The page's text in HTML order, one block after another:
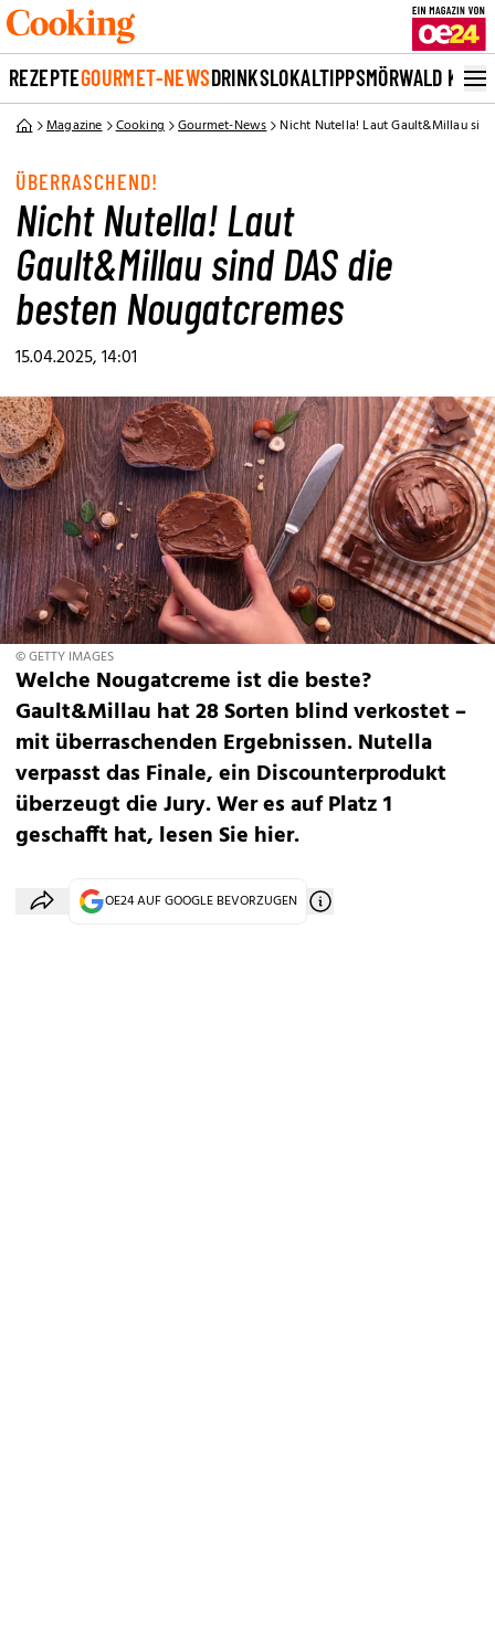
REZEPTEGOURMET-NEWSDRINKSLOKALTIPPSMÖRWALD
Magazine Cooking Gourmet-News Nicht Nutella! Laut Gault&Millau
ÜBERRASCHEND!
Nicht Nutella! Laut
Gault&Millau sind DAS die
besten Nougatcremes
15.04.2025, 14:01
© GETTY IMAGES
Welche Nougatcreme ist die beste?
Gault&Millau hat 28 Sorten blind verkostet –
mit überraschenden Ergebnissen. Nutella
verpasst das Finale, ein Discounterprodukt
überzeugt die Jury. Wer es auf Platz 1
geschafft hat, lesen Sie hier.
OE24 AUF GOOGLE BEVORZUGEN